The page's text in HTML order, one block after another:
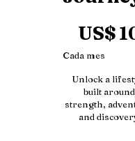
US$
Cada mes
Unlock a
built around
strength,
and